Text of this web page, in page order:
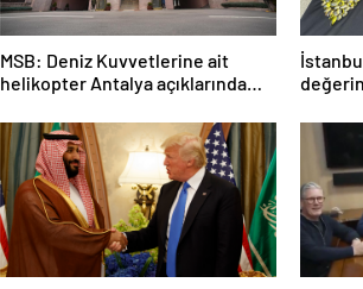
MSB: Deniz Kuvvetlerine ait
helikopter Antalya açıklarında